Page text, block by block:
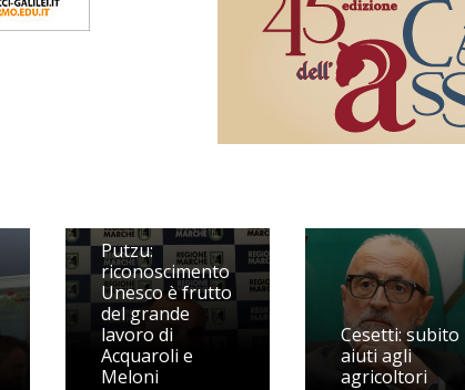
Putzu:
riconoscimento
Unesco è frutto
del grande
lavoro di
Acquaroli e
Meloni
Cesetti: subito
aiuti agli
agricoltori